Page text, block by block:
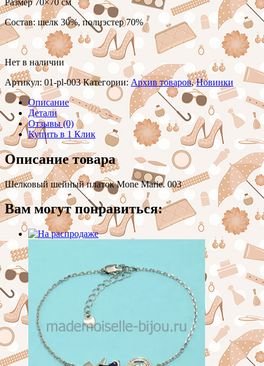
Состав: шелк 30%, полиэстер 70%
Нет в наличии
Артикул: 01-pl-003 Категории: Архив товаров,Новинки
Описание
Детали
Отзывы (0)
Купить в 1 Клик
Описание товара
Шелковый шейный платок Mone Marie. 003
Вам могут понравиться: